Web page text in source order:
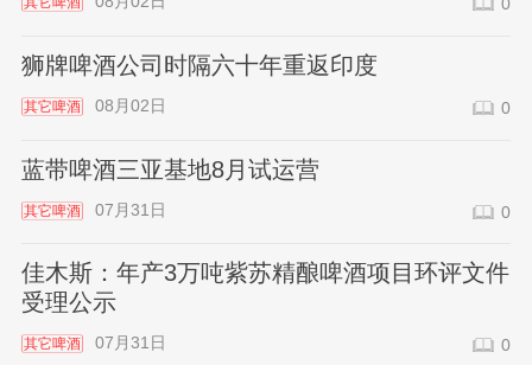
狮牌啤酒公司时隔六十年重返印度
其它啤酒 08月02日 0
蓝带啤酒三亚基地8月试运营
其它啤酒 07月31日 0
佳木斯：年产3万吨紫苏精酿啤酒项目环评文件
受理公示
其它啤酒 07月31日 0